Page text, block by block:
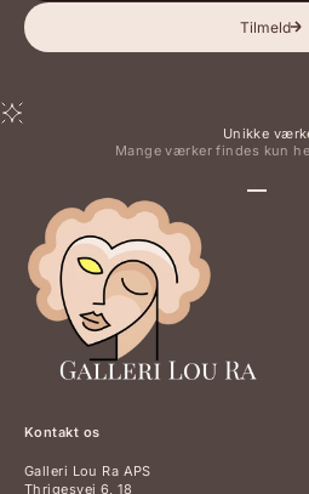
Tilmeld
Unikke
Mange værker findes kun
Kontakt os
Galleri Lou Ra APS
Thrigesvej 6, 18